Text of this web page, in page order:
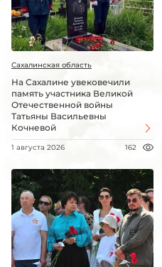
Сахалинская область
На Сахалине увековечили
память участника Великой
Отечественной войны
Татьяны Васильевны
Кочневой
1 августа 2026 162